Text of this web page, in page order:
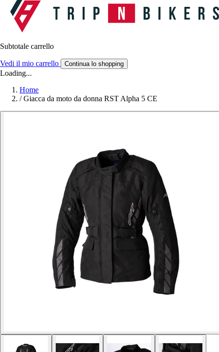
Subtotale carrello
Vedi il mio carrello Continua lo shopping
Loading...
Home
/ Giacca da moto da donna RST Alpha 5 CE